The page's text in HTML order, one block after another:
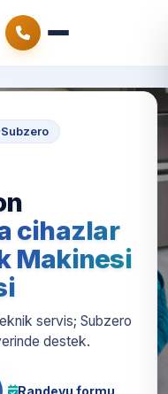
Subzero
cihazlar
Makinesi
servis; Subzero
destek.
Randevu formu